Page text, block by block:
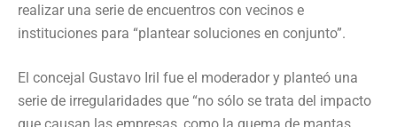
realizar una serie de encuentros con vecinos e
instituciones para “plantear soluciones en conjunto”.
El concejal Gustavo Iril fue el moderador y planteó una
serie de irregularidades que “no sólo se trata del impacto